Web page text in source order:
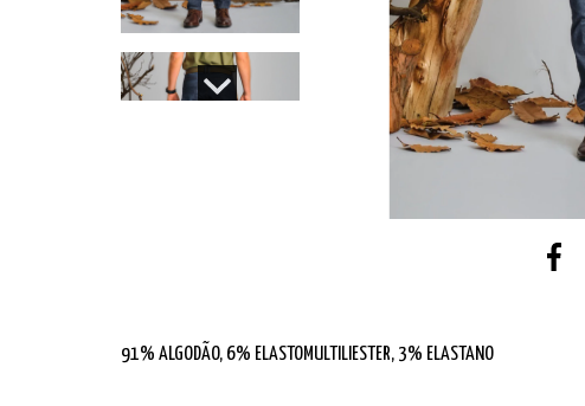
91% ALGODÃO, 6% ELASTOMULTILIESTER, 3% ELASTANO